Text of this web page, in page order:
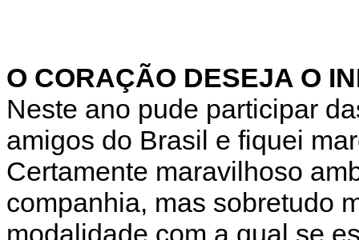
O CORAÇÃO DESEJA O
Neste ano pude participar
amigos do Brasil e fiquei
Certamente maravilhoso
companhia, mas sobretudo
modalidade com a qual se